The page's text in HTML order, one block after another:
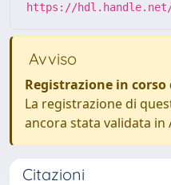
https://hdl.handle.net/
Avviso
Registrazione in
La registrazione di
ancora stata validata in
Citazioni